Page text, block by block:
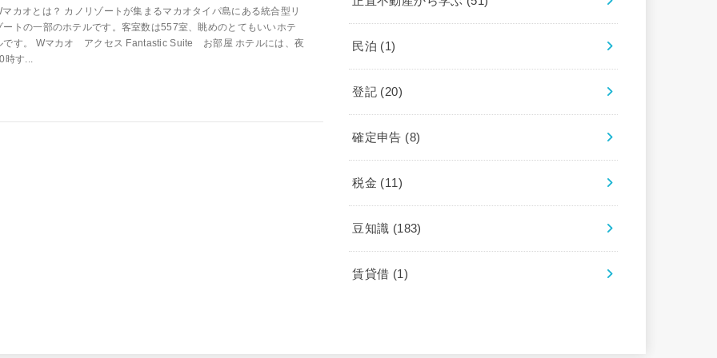
マカオとは？ カノリゾートが集まるマカオタイパ島にある統合型リ
ートの一部のホテルです。客室数は557室、眺めのとてもいいホテ
です。 Wマカオ アクセス Fantastic Suite お部屋 ホテルには、夜
時す...
民泊 (1)
登記 (20)
確定申告 (8)
税金 (11)
豆知識 (183)
賃貸借 (1)